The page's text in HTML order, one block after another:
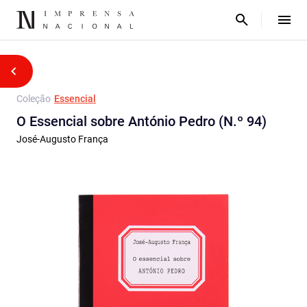
Coleção Essencial
O Essencial sobre António Pedro (N.º 94)
José-Augusto França